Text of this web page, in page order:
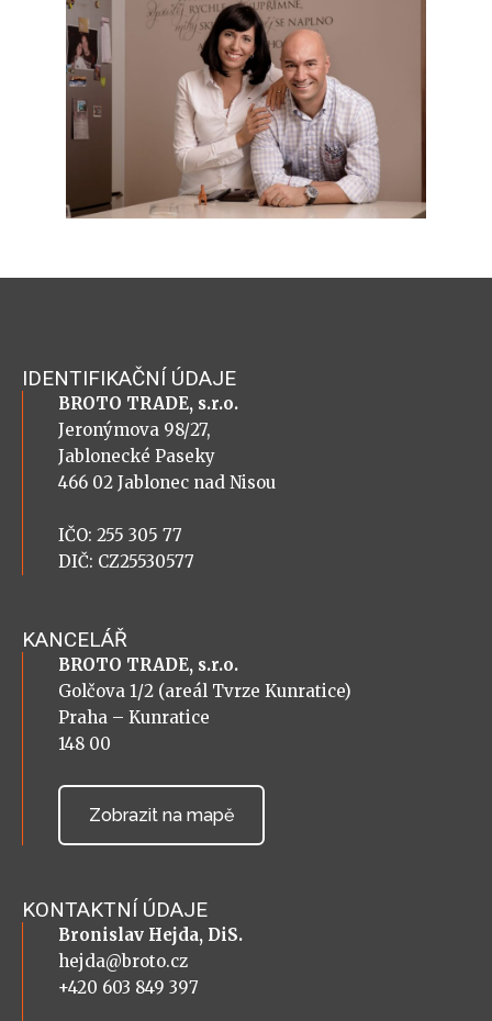
IDENTIFIKAČNÍ ÚDAJE
BROTO TRADE, s.r.o.
Jeronýmova 98/27,
Jablonecké Paseky
466 02 Jablonec nad Nisou
IČO: 255 305 77
DIČ: CZ25530577
KANCELÁŘ
BROTO TRADE, s.r.o.
Golčova 1/2 (areál Tvrze Kunratice)
Praha – Kunratice
148 00
Zobrazit na mapě
KONTAKTNÍ ÚDAJE
Bronislav Hejda, DiS.
hejda@broto.cz
+420 603 849 397